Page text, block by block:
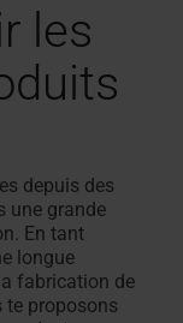
les
depuis des
une grande
En tant
longue
fabrication de
te proposons